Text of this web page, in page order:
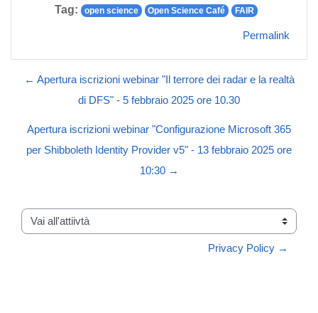
Tag: open science Open Science Café FAIR
Permalink
← Apertura iscrizioni webinar "Il terrore dei radar e la realtà
di DFS" - 5 febbraio 2025 ore 10.30
Apertura iscrizioni webinar "Configurazione Microsoft 365
per Shibboleth Identity Provider v5" - 13 febbraio 2025 ore
10:30 →
Vai all'attiivtà
Privacy Policy →